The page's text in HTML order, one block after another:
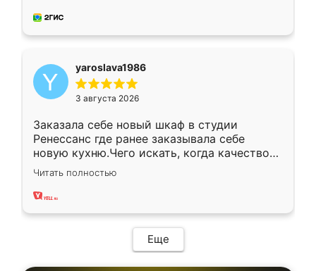
довольны работой. Спасибо Ренессанс
мебель за качественную работу!
yaroslava1986
3 августа 2026
Заказала себе новый шкаф в студии
Ренессанс где ранее заказывала себе
новую кухню.Чего искать, когда качеством
вполне довольна. Служит кухня уже почти
два года, нареканий нет.
Читать полностью
Еще